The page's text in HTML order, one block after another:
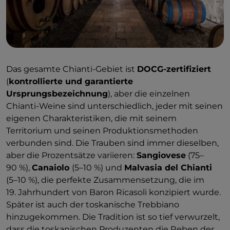
Das gesamte Chianti-Gebiet ist DOCG-zertifiziert
(kontrollierte und garantierte
Ursprungsbezeichnung), aber die einzelnen
Chianti-Weine sind unterschiedlich, jeder mit seinen
eigenen Charakteristiken, die mit seinem
Territorium und seinen Produktionsmethoden
verbunden sind. Die Trauben sind immer dieselben,
aber die Prozentsätze variieren: Sangiovese (75–
90 %), Canaiolo (5–10 %) und Malvasia del Chianti
(5–10 %), die perfekte Zusammensetzung, die im
19. Jahrhundert von Baron Ricasoli konzipiert wurde.
Später ist auch der toskanische Trebbiano
hinzugekommen. Die Tradition ist so tief verwurzelt,